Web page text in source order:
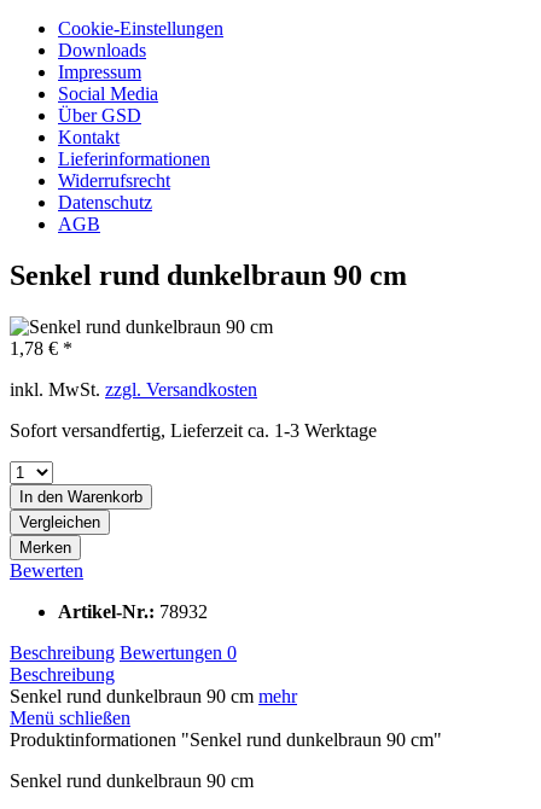
Cookie-Einstellungen
Downloads
Impressum
Social Media
Über GSD
Kontakt
Lieferinformationen
Widerrufsrecht
Datenschutz
AGB
Senkel rund dunkelbraun 90 cm
1,78 € *
inkl. MwSt. zzgl. Versandkosten
Sofort versandfertig, Lieferzeit ca. 1-3 Werktage
In den Warenkorb
Vergleichen
Merken
Bewerten
Artikel-Nr.: 78932
Beschreibung Bewertungen 0
Beschreibung
Senkel rund dunkelbraun 90 cm mehr
Menü schließen
Produktinformationen "Senkel rund dunkelbraun 90 cm"
Senkel rund dunkelbraun 90 cm